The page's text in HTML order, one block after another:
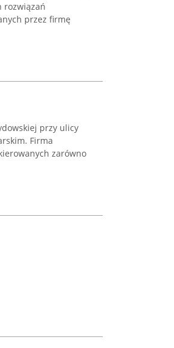
rozwiązań
przez firmę
przy ulicy
Firma
zarówno